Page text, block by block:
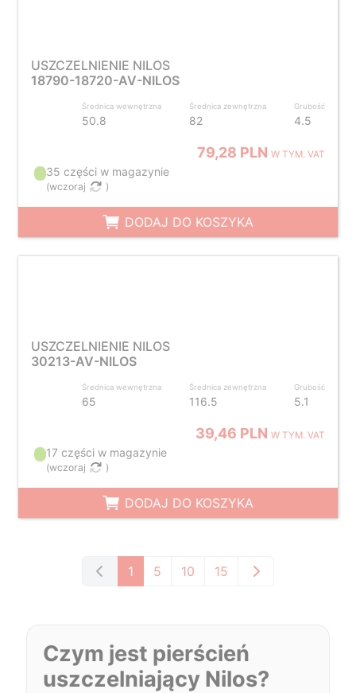
USZCZELNIENIE NILOS
18790-18720-AV-NILOS
Średnica wewnętrzna
50.8
Średnica zewnętrzna
82
Grubość
4.5
79,28 PLNW TYM. VAT
35 części w magazynie
(wczoraj )
DODAJ DO KOSZYKA
USZCZELNIENIE NILOS
30213-AV-NILOS
Średnica wewnętrzna
65
Średnica zewnętrzna
116.5
Grubość
5.1
39,46 PLNW TYM. VAT
17 części w magazynie
(wczoraj )
DODAJ DO KOSZYKA
1 5 10 15
Czym jest pierścień
uszczelniający Nilos?